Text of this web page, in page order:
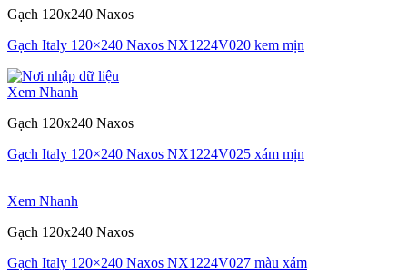
Gạch 120x240 Naxos
Gạch Italy 120×240 Naxos NX1224V020 kem mịn
Xem Nhanh
Gạch 120x240 Naxos
Gạch Italy 120×240 Naxos NX1224V025 xám mịn
Xem Nhanh
Gạch 120x240 Naxos
Gạch Italy 120×240 Naxos NX1224V027 màu xám